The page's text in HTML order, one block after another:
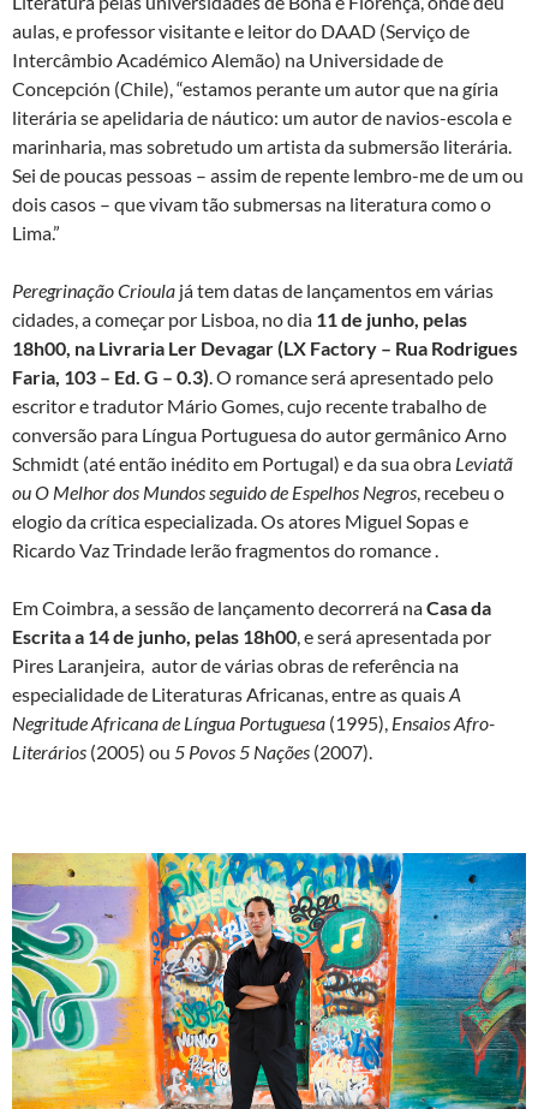
aulas, e professor visitante e leitor do DAAD (Serviço de
Intercâmbio Académico Alemão) na Universidade de
Concepción (Chile), “estamos perante um autor que na gíria
literária se apelidaria de náutico: um autor de navios-escola e
marinharia, mas sobretudo um artista da submersão literária.
Sei de poucas pessoas – assim de repente lembro-me de um ou
dois casos – que vivam tão submersas na literatura como o
Lima.”
Peregrinação Crioula já tem datas de lançamentos em várias
cidades, a começar por Lisboa, no dia 11 de junho, pelas
18h00, na Livraria Ler Devagar (LX Factory – Rua Rodrigues
Faria, 103 – Ed. G – 0.3). O romance será apresentado pelo
escritor e tradutor Mário Gomes, cujo recente trabalho de
conversão para Língua Portuguesa do autor germânico Arno
Schmidt (até então inédito em Portugal) e da sua obra Leviatã
ou O Melhor dos Mundos seguido de Espelhos Negros, recebeu o
elogio da crítica especializada. Os atores Miguel Sopas e
Ricardo Vaz Trindade lerão fragmentos do romance .
Em Coimbra, a sessão de lançamento decorrerá naCasa da
Escrita a 14 de junho, pelas 18h00, e será apresentada por
Pires Laranjeira, autor de várias obras de referência na
especialidade de Literaturas Africanas, entre as quaisA
Negritude Africana de Língua Portuguesa (1995), Ensaios Afro-
Literários (2005) ou 5 Povos 5 Nações (2007).